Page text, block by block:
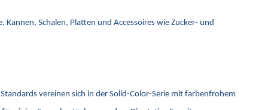
Kannen, Schalen, Platten und Accessoires wie Zucker- und
vereinen sich in der Solid-Color-Serie mit farbenfrohem